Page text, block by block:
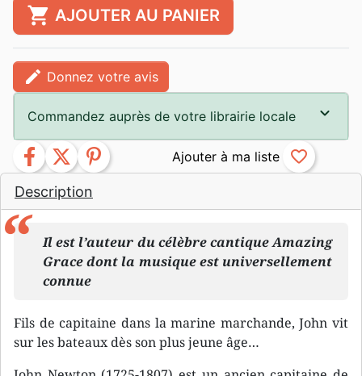
Description
Il est l’auteur du célèbre cantiqueAmazing
Gracedont la musique est universellement
connue
Fils de capitaine dans la marine marchande, John vit
sur les bateaux dès son plus jeune âge…
shopping_cart AJOUTER AU PANIER
edit Donnez votre avis
Commandez auprès de votre librairie locale
facebook twitter pinterest favorite_border